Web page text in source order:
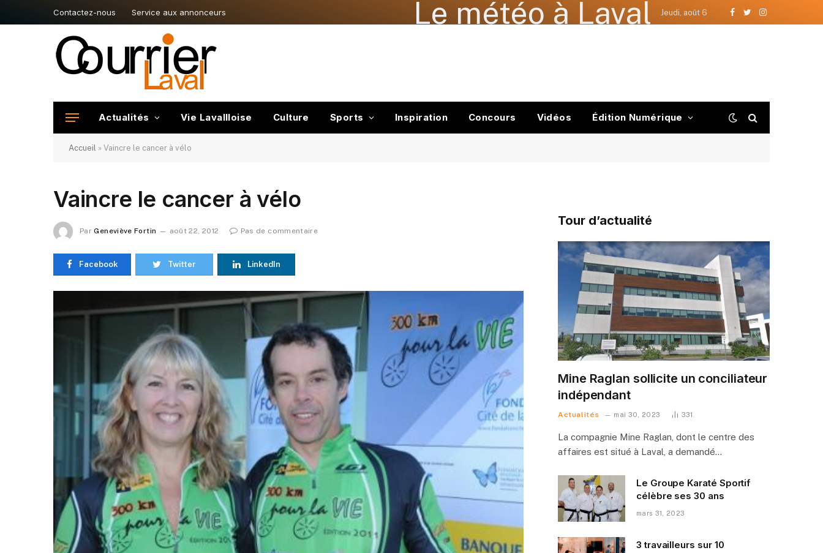
Contactez-nous Service aux annonceurs Le météo à Laval Jeudi, août 6
Facebook
TwitterInstagram
Actualités Vie Lavallloise Culture Sports Inspiration Concours Vidéos Édition Numérique
Accueil » Vaincre le cancer à vélo
Vaincre le cancer à vélo
Par Geneviève Fortin août 22, 2012 Pas de commentaire
Facebook Twitter LinkedIn
Tour d’actualité
Mine Raglan sollicite un conciliateur
indépendant
Actualités mai 30, 2023 331
La compagnie Mine Raglan, dont le centre des
affaires est situé à Laval, a demandé…
Le Groupe Karaté Sportif
célèbre ses 30 ans
mars 31, 2023
3 travailleurs sur 10